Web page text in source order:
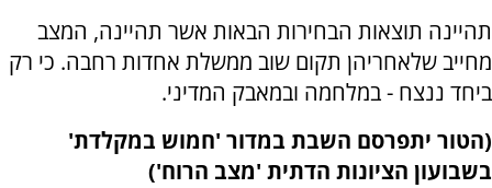
תהיינה תוצאות הבחירות הבאות אשר תהיינה, המצב
מחייב שלאחריהן תקום שוב ממשלת אחדות רחבה. כי רק
ביחד ננצח - במלחמה ובמאבק המדיני.
(הטור יתפרסם השבת במדור 'חמוש במקלדת'
בשבועון הציונות הדתית 'מצב הרוח')